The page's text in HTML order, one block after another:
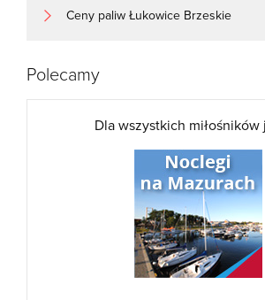
Ceny paliw Łukowice Brzeskie
Polecamy
Dla wszystkich miłośników